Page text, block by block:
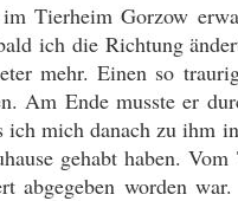
Tierheim Gorzow
ich die Richtung
mehr. Einen so
Am Ende musste er
mich danach zu ihm
gehabt haben.
abgegeben worden